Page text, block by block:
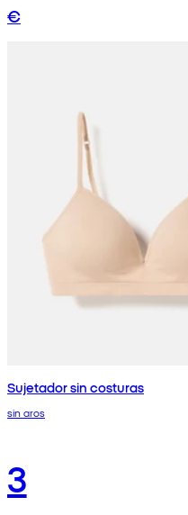
€
Sujetador sin costuras
sin aros
3